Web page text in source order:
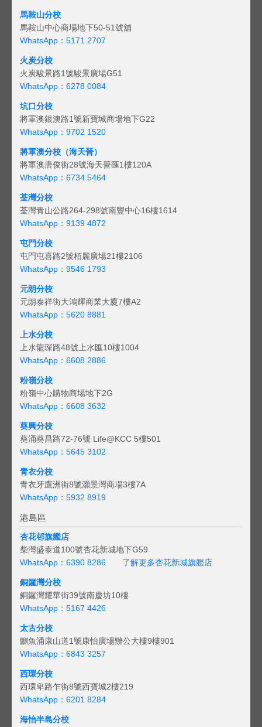
馬鞍山分校
馬鞍山中心商場地下50-51號舖
WhatsApp：5171 2707
火炭分校
火炭駿景路1號駿景廣場G51
WhatsApp：6278 0084
坑口分校
將軍澳銀澳路1號新寶城商場地下G22
WhatsApp：9702 1520
將軍澳分校（海天晉）
將軍澳唐俊街28號海天晉匯1樓120A
WhatsApp：6734 5464
荃灣分校
荃灣青山公路264-298號南豐中心16樓1614
WhatsApp：9139 4872
屯門分校
屯門屯喜路2號栢麗廣場21樓2106
WhatsApp：9546 1793
元朗分校
元朗泰祥街大鴻輝商業大廈7樓A2
WhatsApp：5620 8881
上水分校
上水龍琛路48號上水匯10樓1004
WhatsApp：6608 2886
粉嶺分校
粉嶺中心購物商場地下2G
WhatsApp：6608 3632
葵興分校
葵涌葵昌路72-76號 Life@KCC 5樓501
WhatsApp：5645 3102
青衣分校
青衣牙鷹洲街8號灝景灣商場3樓7A
WhatsApp：5932 8919
港島區
杏花邨旗艦店
柴灣盛泰道100號杏花新城地下G59
WhatsApp：6390 8286
了解更多杏花新城旗艦店
銅鑼灣分校
銅鑼灣耀華街39號南慶坊10樓
WhatsApp：5167 4426
太古分校
鰂魚涌康山道1號康怡廣場辦公大樓9樓901
WhatsApp：6843 3257
西環分校
西環卑路乍街8號西寶城2樓219
WhatsApp：6201 8284
海怡半島分校